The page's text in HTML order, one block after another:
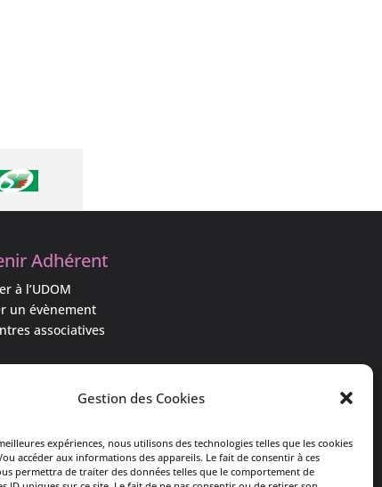
Gestion des Cookies
expériences, nous utilisons des technologies telles que les cookies
accéder aux informations des appareils. Le fait de consentir à ces
permettra de traiter des données telles que le comportement de
Adhérent
à l’UDOM
un évènement
associatives
l’UDOM ?
associative